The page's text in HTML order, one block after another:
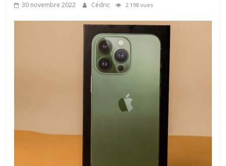
30 novembre 2022 Cédric 2 198 vues